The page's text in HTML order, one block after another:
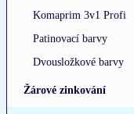
Komaprim 3v1 Profi
Patinovací barvy
Dvousložkové barvy
Žárové zinkování